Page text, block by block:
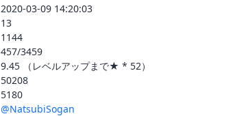
2020-03-09 14:20:03
13
1144
457/3459
9.45 （レベルアップまで★ * 52）
50208
5180
@NatsubiSogan